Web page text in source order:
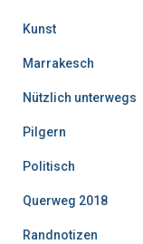
Kunst
Marrakesch
Nützlich unterwegs
Pilgern
Politisch
Querweg 2018
Randnotizen